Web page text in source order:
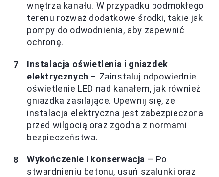
wnętrza kanału. W przypadku podmokłego
terenu rozważ dodatkowe środki, takie jak
pompy do odwodnienia, aby zapewnić
ochronę.
Instalacja oświetlenia i gniazdek
elektrycznych – Zainstaluj odpowiednie
oświetlenie LED nad kanałem, jak również
gniazdka zasilające. Upewnij się, że
instalacja elektryczna jest zabezpieczona
przed wilgocią oraz zgodna z normami
bezpieczeństwa.
Wykończenie i konserwacja – Po
stwardnieniu betonu, usuń szalunki oraz